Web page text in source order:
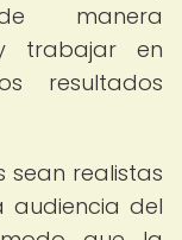
manera
trabajar en
resultados
sean realistas
audiencia del